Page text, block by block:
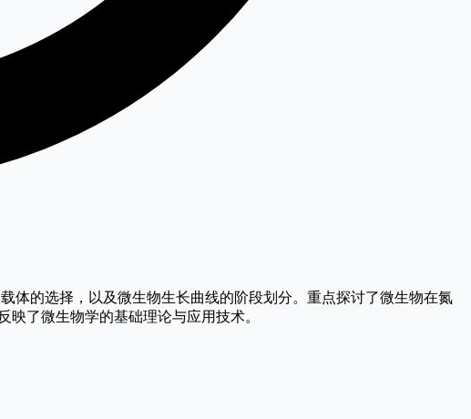
体的选择，以及微生物生长曲线的阶段划分。重点探讨了微生物在氮
了微生物学的基础理论与应用技术。